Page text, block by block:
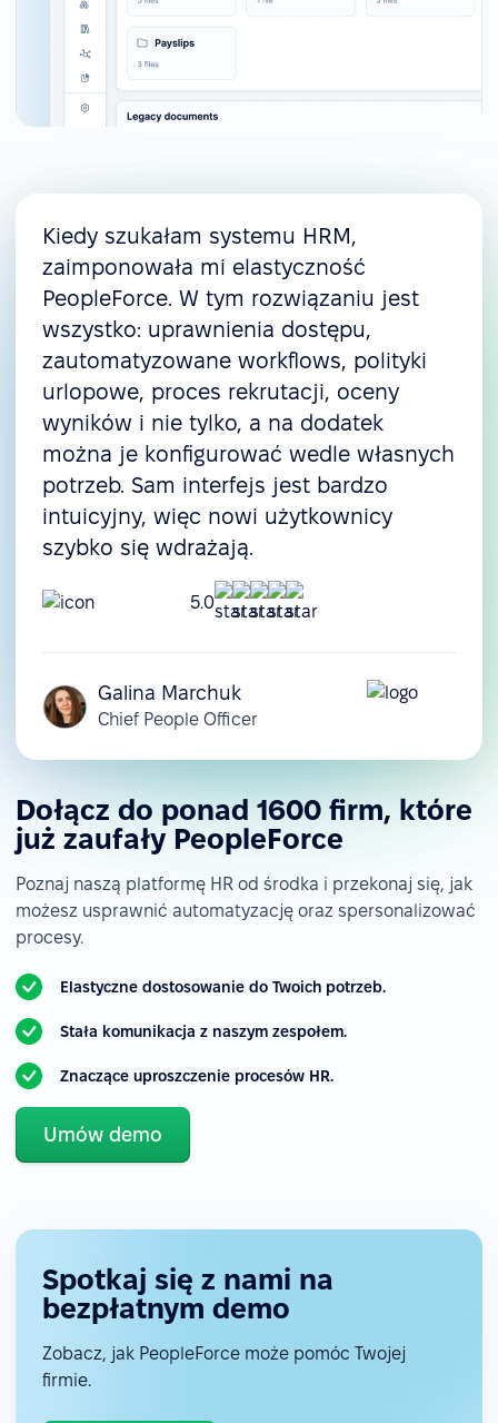
Kiedy szukałam systemu HRM,
zaimponowała mi elastyczność
PeopleForce. W tym rozwiązaniu jest
wszystko: uprawnienia dostępu,
zautomatyzowane workflows, polityki
urlopowe, proces rekrutacji, oceny
wyników i nie tylko, a na dodatek
można je konfigurować wedle własnych
potrzeb. Sam interfejs jest bardzo
intuicyjny, więc nowi użytkownicy
szybko się wdrażają.
5.0
Galina Marchuk
Chief People Officer
Dołącz do ponad 1600 firm, które
już zaufały PeopleForce
Poznaj naszą platformę HR od środka i przekonaj się, jak
możesz usprawnić automatyzację oraz spersonalizować
procesy.
Elastyczne dostosowanie do Twoich potrzeb.
Stała komunikacja z naszym zespołem.
Znaczące uproszczenie procesów HR.
Umów demo
Spotkaj się z nami na
bezpłatnym demo
Zobacz, jak PeopleForce może pomóc Twojej
firmie.